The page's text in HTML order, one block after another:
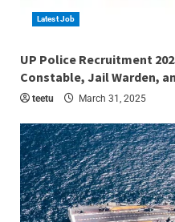
Latest Job
UP Police Recruitment
Constable, Jail Warden,
teetu March 31, 2025